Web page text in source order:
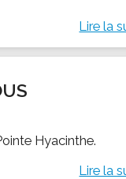
Lire la
Hyacinthe.
Lire la